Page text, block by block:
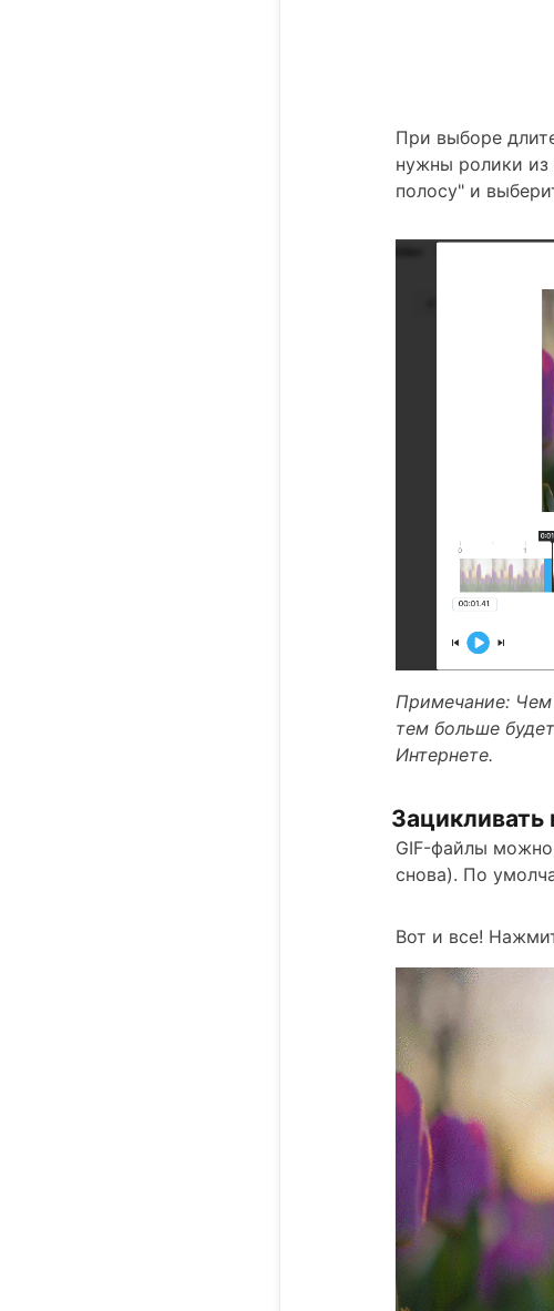
При выборе
нужны ролики из
полосу" и
Примечание: Чем
тем больше
Интернете.
Зацикливать
GIF-файлы можно
снова). По
Вот и все!